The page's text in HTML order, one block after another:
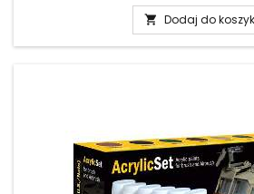
 Dodaj do